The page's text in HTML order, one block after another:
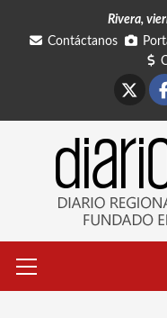
Rivera,
Contáctanos
primario